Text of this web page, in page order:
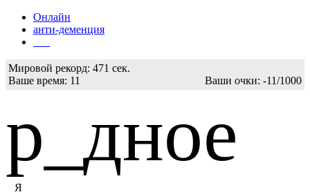
Онлайн
анти-деменция
Мировой рекорд: 471 сек.
Ваше время: 11 Ваши очки: -11/1000
р_дное
Я